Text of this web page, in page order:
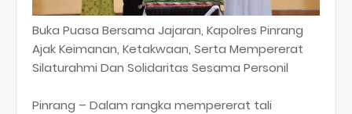
Buka Puasa Bersama Jajaran, Kapolres Pinrang
Ajak Keimanan, Ketakwaan, Serta Mempererat
Silaturahmi Dan Solidaritas Sesama Personil
Pinrang – Dalam rangka mempererat tali